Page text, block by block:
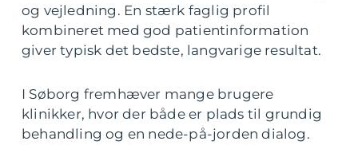
og vejledning. En stærk faglig profil
kombineret med god patientinformation
giver typisk det bedste, langvarige resultat.
I Søborg fremhæver mange brugere
klinikker, hvor der både er plads til grundig
behandling og en nede-på-jorden dialog.